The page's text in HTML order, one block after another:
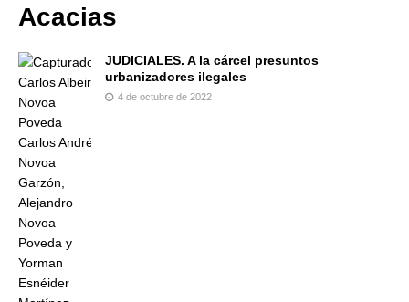
Acacias
JUDICIALES. A la cárcel presuntos
urbanizadores ilegales
4 de octubre de 2022